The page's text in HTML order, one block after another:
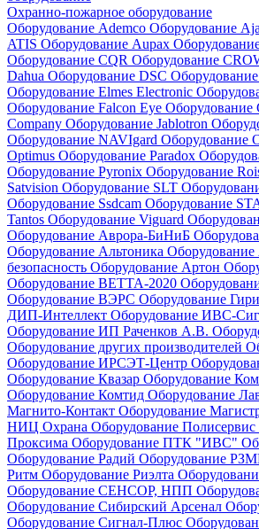
Охранно-пожарное оборудование
Оборудование Ademco Оборудование
ATIS Оборудование Aupax
Оборудование CQR Оборудование
Dahua Оборудование DSC
Оборудование Elmes Electronic
Оборудование Falcon Eye Оборудование
Company Оборудование Jablotron
Оборудование NAVIgard Оборудование
Optimus Оборудование Paradox
Оборудование Pyronix Оборудование
Satvision Оборудование SLT
Оборудование Ssdcam Оборудование
Tantos Оборудование Viguard
Оборудование Аврора-БиНиБ
Оборудование Альтоника Оборудование
безопасность Оборудование Артон
Оборудование ВЕТТА-2020
Оборудование ВЭРС Оборудование
ДИП-Интеллект Оборудование ИВС-
Оборудование ИП Раченков А.В.
Оборудование других производителей
Оборудование ИРСЭТ-Центр
Оборудование Квазар Оборудование
Оборудование Комтид Оборудование
Магнито-Контакт Оборудование
НИЦ Охрана Оборудование Полисервис
Проксима Оборудование ПТК "ИВС"
Оборудование Радий Оборудование
Ритм Оборудование Риэлта
Оборудование СЕНСОР, НПП
Оборудование Сибирский Арсенал
Оборудование Сигнал-Плюс